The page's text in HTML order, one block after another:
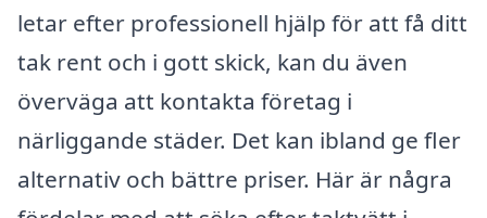
letar efter professionell hjälp för att få ditt
tak rent och i gott skick, kan du även
överväga att kontakta företag i
närliggande städer. Det kan ibland ge fler
alternativ och bättre priser. Här är några